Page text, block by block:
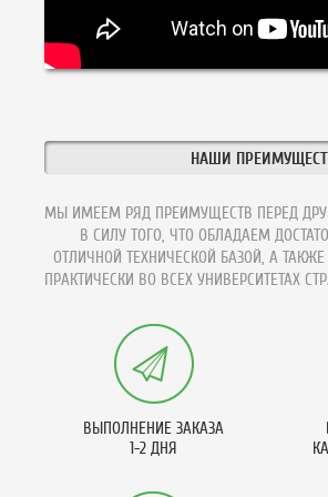
НАШИ
МЫ ИМЕЕМ РЯД ПРЕИМУЩЕСТВ ПЕРЕД
В СИЛУ ТОГО, ЧТО ОБЛАДАЕМ
ОТЛИЧНОЙ ТЕХНИЧЕСКОЙ БАЗОЙ, А
ПРАКТИЧЕСКИ ВО ВСЕХ УНИВЕРСИТЕТАХ
ВЫПОЛНЕНИЕ ЗАКАЗА
1-2 ДНЯ